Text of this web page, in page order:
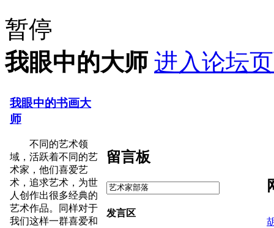
暂停
我眼中的大师 进入论坛
我眼中的书画大
师
不同的艺术领
域，活跃着不同的艺
术家，他们喜爱艺
术，追求艺术，为世
人创作出很多经典的
艺术作品。同样对于
我们这样一群喜爱和
留言板
发言区